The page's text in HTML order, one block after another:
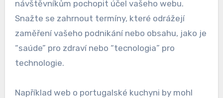
návštěvníkům pochopit účel vašeho webu.
Snažte se zahrnout termíny, které odrážejí
zaměření vašeho podnikání nebo obsahu, jako je
“saúde” pro zdraví nebo “tecnologia” pro
technologie.
Například web o portugalské kuchyni by mohl